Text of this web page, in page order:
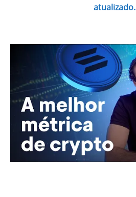
atualizado.